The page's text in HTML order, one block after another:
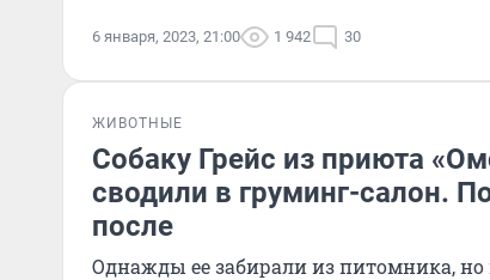
6 января, 2023, 21:00 1 942 30
ЖИВОТНЫЕ
Собаку Грейс из приюта
сводили в груминг-салон.
после
Однажды ее забирали из питомника, но